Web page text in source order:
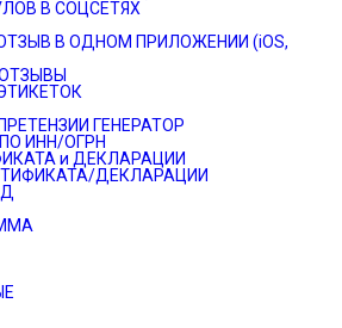
В СОЦСЕТЯХ
ОТЗЫВ В ОДНОМ ПРИЛОЖЕНИИ (iOS,
ГЕНЕРАТОР
ИНН/ОГРН
и ДЕКЛАРАЦИИ
ДЕКЛАРАЦИИ